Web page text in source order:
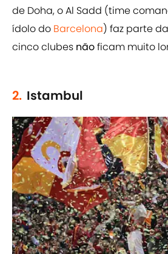
de Doha, o Al Sadd (time
ídolo do Barcelona) faz parte
cinco clubes nãoficam muito
2. Istambul